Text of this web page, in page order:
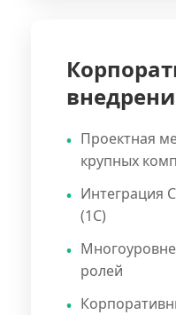
Проектная
крупных
Интеграция
(1С)
ролей